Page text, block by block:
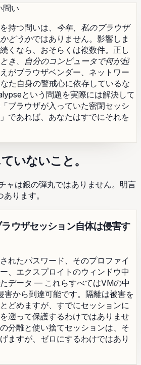
問い
持つ問いは、 今年、私のブラウザ
どうかではありません。影響しま
くなら、おそらくは複数件。正し
き、自分のコンピュータで何が起
がブラウザベンダー、ネットワー
た自身の警戒心に依存しているな
という問題を実際には解決して
ブラウザが入っていた密閉セッシ
であれば、あなたはすでにそれを
いないこと。
ャは銀の弾丸ではありません。明言
ります。
ウザセッション自体は侵害す
れたパスワード、そのプロファイ
、エクスプロイトのウィンドウ中
データ ― これらすべてはVMの中
害から到達可能です。隔離は被害を
どめますが、すでにセッションに
遡って保護するわけではありませ
分離と使い捨てセッションは、そ
ますが、ゼロにするわけではあり